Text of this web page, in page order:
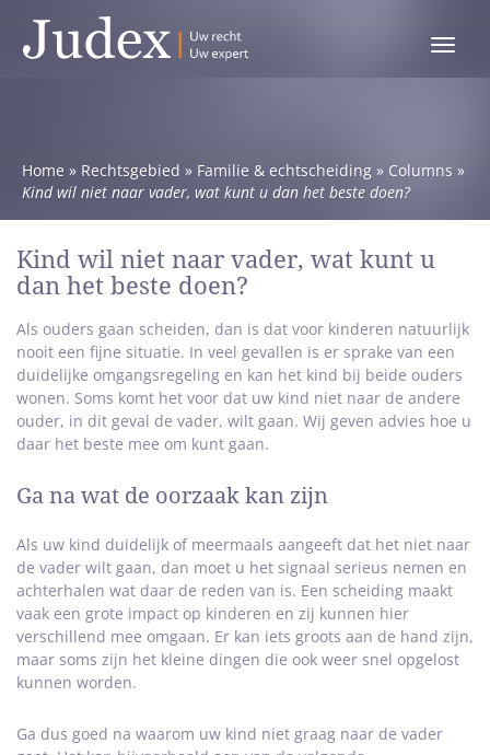
Toggle
Home » Rechtsgebied » Familie & echtscheiding » Columns »
Kind wil niet naar vader, wat kunt u dan het beste doen?
Kind wil niet naar vader, wat kunt u
dan het beste doen?
Als ouders gaan scheiden, dan is dat voor kinderen natuurlijk
nooit een fijne situatie. In veel gevallen is er sprake van een
duidelijke omgangsregeling en kan het kind bij beide ouders
wonen. Soms komt het voor dat uw kind niet naar de andere
ouder, in dit geval de vader, wilt gaan. Wij geven advies hoe u
daar het beste mee om kunt gaan.
Ga na wat de oorzaak kan zijn
Als uw kind duidelijk of meermaals aangeeft dat het niet naar
de vader wilt gaan, dan moet u het signaal serieus nemen en
achterhalen wat daar de reden van is. Een scheiding maakt
vaak een grote impact op kinderen en zij kunnen hier
verschillend mee omgaan. Er kan iets groots aan de hand zijn,
maar soms zijn het kleine dingen die ook weer snel opgelost
kunnen worden.
Ga dus goed na waarom uw kind niet graag naar de vader